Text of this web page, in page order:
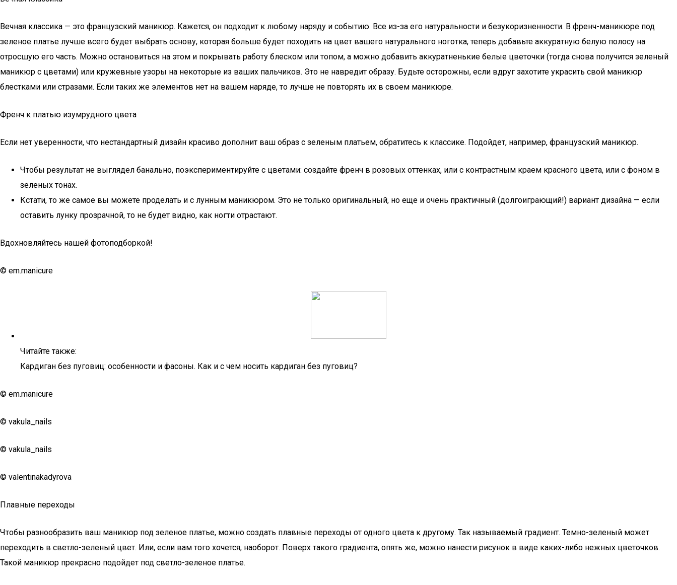
Вечная классика — это французский маникюр. Кажется, он подходит к любому наряду и событию. Все из-за его натуральности и безукоризненности. В френч-маникюре под
зеленое платье лучше всего будет выбрать основу, которая больше будет походить на цвет вашего натурального ноготка, теперь добавьте аккуратную белую полосу на
отросшую его часть. Можно остановиться на этом и покрывать работу блеском или топом, а можно добавить аккуратненькие белые цветочки (тогда снова получится зеленый
маникюр с цветами) или кружевные узоры на некоторые из ваших пальчиков. Это не навредит образу. Будьте осторожны, если вдруг захотите украсить свой маникюр
блестками или стразами. Если таких же элементов нет на вашем наряде, то лучше не повторять их в своем маникюре.
Френч к платью изумрудного цвета
Если нет уверенности, что нестандартный дизайн красиво дополнит ваш образ с зеленым платьем, обратитесь к классике. Подойдет, например, французский маникюр.
Чтобы результат не выглядел банально, поэкспериментируйте с цветами: создайте френч в розовых оттенках, или с контрастным краем красного цвета, или с фоном в
зеленых тонах.
Кстати, то же самое вы можете проделать и с лунным маникюром. Это не только оригинальный, но еще и очень практичный (долгоиграющий!) вариант дизайна — если
оставить лунку прозрачной, то не будет видно, как ногти отрастают.
Вдохновляйтесь нашей фотоподборкой!
© em.manicure
Читайте также:
Кардиган без пуговиц: особенности и фасоны. Как и с чем носить кардиган без пуговиц?
© em.manicure
© vakula_nails
© vakula_nails
© valentinakadyrova
Плавные переходы
Чтобы разнообразить ваш маникюр под зеленое платье, можно создать плавные переходы от одного цвета к другому. Так называемый градиент. Темно-зеленый может
переходить в светло-зеленый цвет. Или, если вам того хочется, наоборот. Поверх такого градиента, опять же, можно нанести рисунок в виде каких-либо нежных цветочков.
Такой маникюр прекрасно подойдет под светло-зеленое платье.